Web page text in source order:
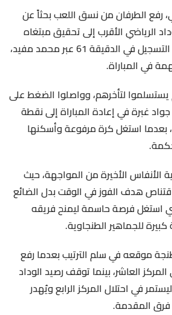
رفع الطرفان من نسق اللعب بحثاً عن
الرياضي الأقرب إلى تحقيق مبتغاه
بعدما تمكن من افتتاح التسجيل في الدقيقة 61 عبر محمد مفيد،
في المباراة.
لتأخرهم، وواصلوا الضغط على
غبرة في إعادة المباراة إلى نقطة
البداية عند الدقيقة 74، بعدما استغل كرة مرفوعة وأسكنها
الأنفاس الأخيرة من المواجهة، حيث
هدف الفوز في الوقت بدل الضائع
استغل فرصة حاسمة ليمنح فريقه
للجماهير الطنجاوية.
طنجة موقعه في سلم الترتيب بعدما رفع
نقطة في المركز العاشر، بينما توقف رصيد الوداد
40 نقطة، ليستمر في احتلال المركز الرابع ويُهدر
فرق المقدمة.